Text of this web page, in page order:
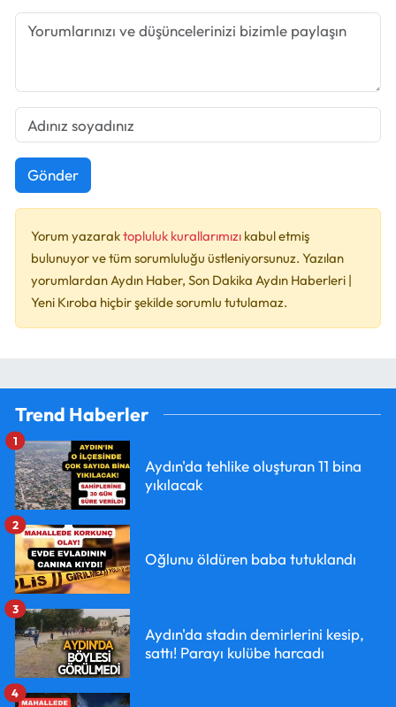
Gönder
Yorum yazaraktopluluk kurallarımızı kabul etmiş
bulunuyor ve tüm sorumluluğu üstleniyorsunuz. Yazılan
yorumlardan Aydın Haber, Son Dakika Aydın Haberleri |
Yeni Kıroba hiçbir şekilde sorumlu tutulamaz.
Trend Haberler
Aydın'da tehlike oluşturan 11 bina
yıkılacak
1
Oğlunu öldüren baba tutuklandı
2
Aydın'da stadın demirlerini kesip,
sattı! Parayı kulübe harcadı
3
4